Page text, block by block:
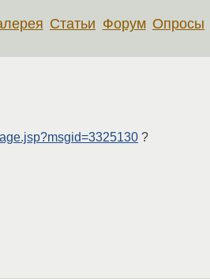
Статьи Форум Опросы
?